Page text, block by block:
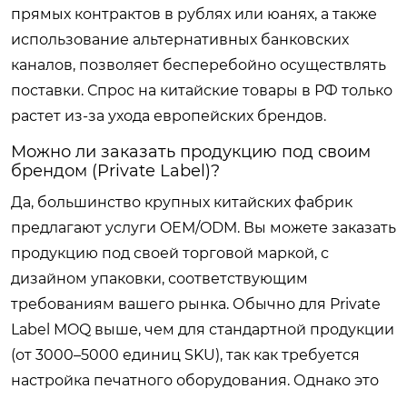
прямых контрактов в рублях или юанях, а также
использование альтернативных банковских
каналов, позволяет бесперебойно осуществлять
поставки. Спрос на китайские товары в РФ только
растет из-за ухода европейских брендов.
Можно ли заказать продукцию под своим
брендом (Private Label)?
Да, большинство крупных китайских фабрик
предлагают услуги OEM/ODM. Вы можете заказать
продукцию под своей торговой маркой, с
дизайном упаковки, соответствующим
требованиям вашего рынка. Обычно для Private
Label MOQ выше, чем для стандартной продукции
(от 3000–5000 единиц SKU), так как требуется
настройка печатного оборудования. Однако это